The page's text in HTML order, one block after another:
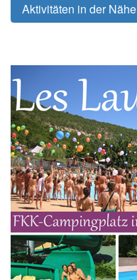
Aktivitäten in der Nähe